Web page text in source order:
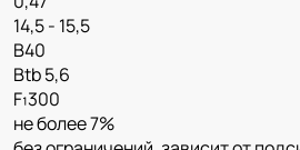
14,5 - 15,5
B40
Btb 5,6
F₁300
не более 7%